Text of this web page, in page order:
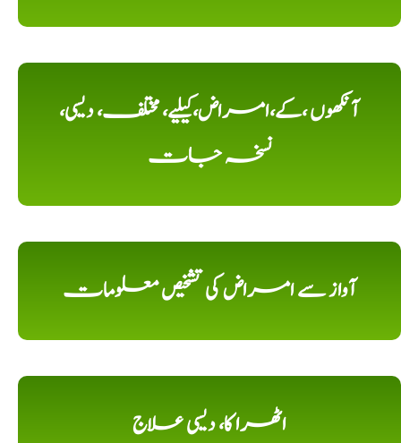
آنکھوں ،کے،امراض،کیلیے، مختلف، دیسی،
نسخہ جات
آواز سے امراض کی تشخیص معلومات
اٹھرا کا، دیسی علاج